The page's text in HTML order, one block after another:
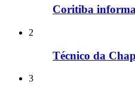
Coritiba
2
Técnico da
3